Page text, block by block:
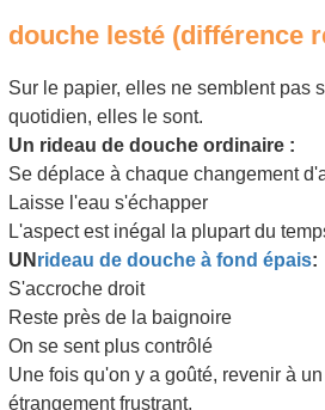
douche lesté (différence
Sur le papier, elles ne semblent pas
quotidien, elles le sont.
Un rideau de douche ordinaire :
Se déplace à chaque changement
Laisse l'eau s'échapper
L'aspect est inégal la plupart du
UN rideau de douche à fond épais:
S'accroche droit
Reste près de la baignoire
On se sent plus contrôlé
Une fois qu'on y a goûté, revenir à
étrangement frustrant.